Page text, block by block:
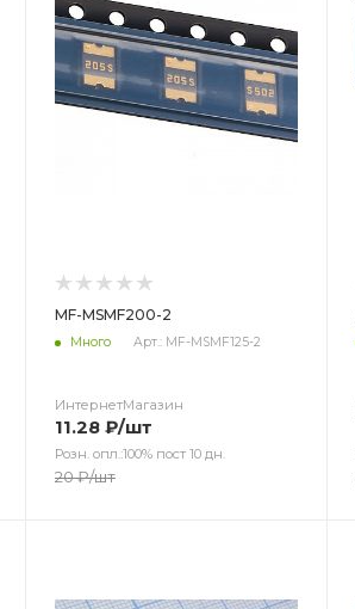
MF-MSMF200-2
Много Арт.: MF-MSMF125-2
ИнтернетМагазин
11.28 ₽/шт
Розн. опл.:100% пост 10 дн.
20₽/шт